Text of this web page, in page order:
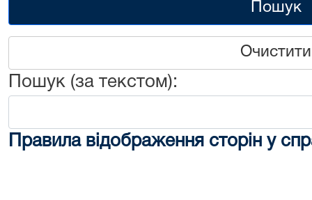
Пошук
Очистити
Пошук (за текстом):
Правила відображення сторін у